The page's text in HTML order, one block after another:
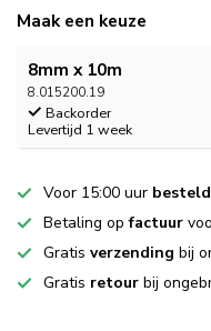
Maak een keuze
8mm x 10m
8.015200.19
Backorder
Levertijd 1 week
Voor 15:00 uur besteld
Betaling opfactuur
Gratis verzending bij
Gratis retour bij